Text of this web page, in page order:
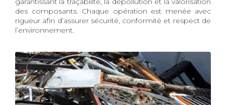
des composants. Chaque opération est menée avec
rigueur afin d’assurer sécurité, conformité et respect de
l’environnement.